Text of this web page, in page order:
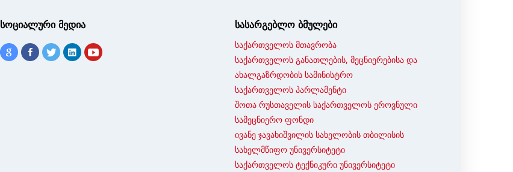
სოციალური მედია
სასარგებლო ბმულები
საქართველოს მთავრობა
საქართველოს განათლების, მეცნიერებისა და
ახალგაზრდობის სამინისტრო
საქართველოს პარლამენტი
შოთა რუსთაველის საქართველოს ეროვნული
სამეცნიერო ფონდი
ივანე ჯავახიშვილის სახელობის თბილისის
სახელმწიფო უნივერსიტეტი
საქართველოს ტექნიკური უნივერსიტეტი